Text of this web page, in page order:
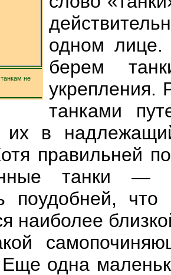
не
одном лице.
берем
укрепления.
танками
их в
правильней
танки —
поудобней,
наиболее
одна